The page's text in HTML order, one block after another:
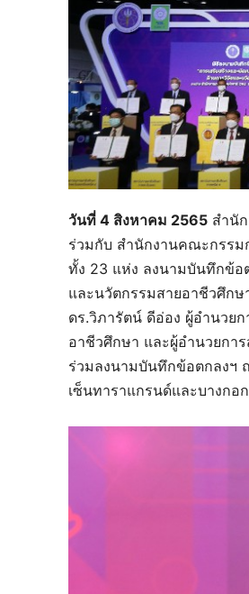
วันที่ 4 สิงหาคม 2565 สำนั
ร่วมกับ สำนักงานคณะกรรม
ทั้ง 23 แห่ง ลงนามบันทึกข้อ
และนวัตกรรมสายอาชีวศึก
ดร.วิภารัตน์ ดีอ่อง ผู้อำนวย
อาชีวศึกษา และผู้อำนวยกา
ร่วมลงนามบันทึกข้อตกลงฯ
เซ็นทาราแกรนด์และบางกอ